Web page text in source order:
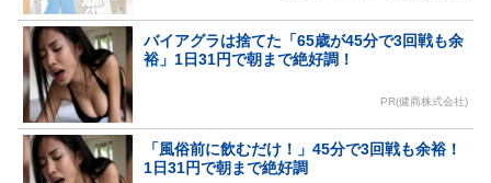
バイアグラは捨てた「65歳が45分で3回戦も余
裕」1日31円で朝まで絶好調！
PR(健商株式会社)
「風俗前に飲むだけ！」45分で3回戦も余裕！
1日31円で朝まで絶好調